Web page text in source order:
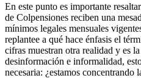
En este punto es importante
de Colpensiones reciben una
mínimos legales mensuales
replantee a qué hace énfasis el
cifras muestran otra realidad y es
desinformación e informalidad,
necesaria: ¿estamos concentrando